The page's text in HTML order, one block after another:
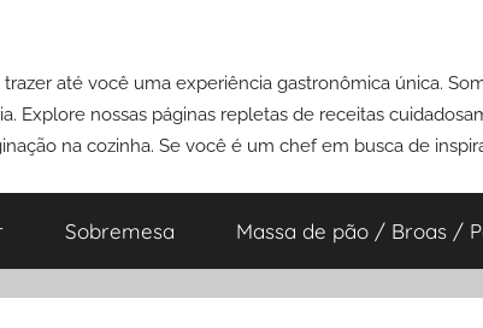
até você uma experiência gastronômica única.
Explore nossas páginas repletas de receitas
na cozinha. Se você é um chef em busca de
Sobremesa Massa de pão / Broas /